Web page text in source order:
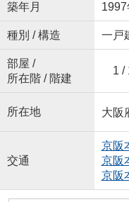
築年月
種別 / 構造 一戸
部屋 /
所在階 / 階建
1 /
所在地 大阪
交通
京阪
京阪
京阪